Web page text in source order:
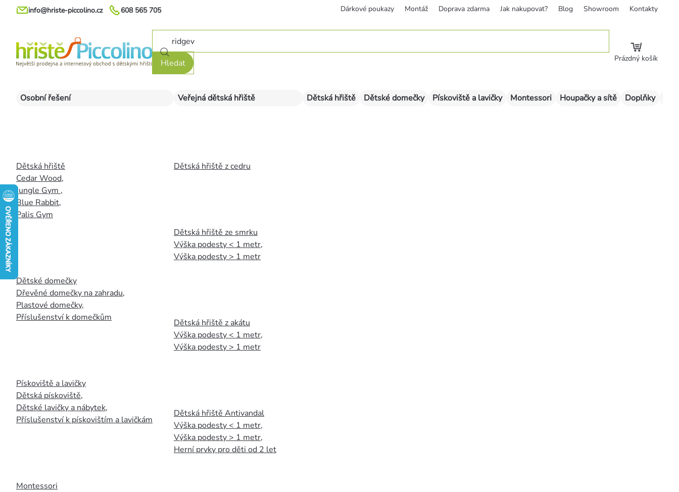
Přejít
608 565 705
info@hriste-piccolino.cz Dárkové poukazy Montáž Doprava zdarma Jak nakupovat? Blog Showroom Kontakty
Hledat Prázdný košík
Osobní řešení
Dětská hřiště
Cedar Wood,
Jungle Gym ,
Blue Rabbit,
Palis Gym
Dětské domečky
Dřevěné domečky na zahradu,
Plastové domečky,
Příslušenství k domečkům
Pískoviště a lavičky
Dětská pískoviště,
Dětské lavičky a nábytek,
Příslušenství k pískovištím a lavičkám
Montessori
Veřejná dětská hřiště
Dětská hřiště z cedru
Dětská hřiště ze smrku
Výška podesty < 1 metr,
Výška podesty > 1 metr
Dětská hřiště z akátu
Výška podesty < 1 metr,
Výška podesty > 1 metr
Dětská hřiště Antivandal
Výška podesty < 1 metr,
Výška podesty > 1 metr,
Herní prvky pro děti od 2 let
Dětská hřiště Dětské domečky Pískoviště a lavičky Montessori Houpačky a sítě Doplňky